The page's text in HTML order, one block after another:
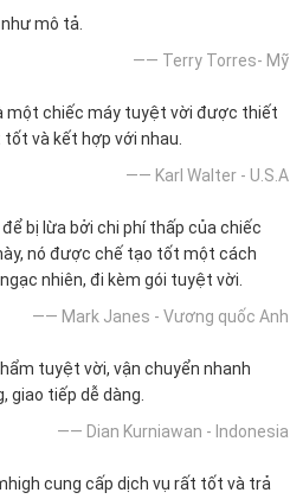
mô tả.
—— Terry Torres- Mỹ
một chiếc máy tuyệt vời được thiết
tốt và kết hợp với nhau.
—— Karl Walter - U.S.A
bị lừa bởi chi phí thấp của chiếc
nó được chế tạo tốt một cách
nhiên, đi kèm gói tuyệt vời.
—— Mark Janes - Vương quốc Anh
tuyệt vời, vận chuyển nhanh
giao tiếp dễ dàng.
—— Dian Kurniawan - Indonesia
cung cấp dịch vụ rất tốt và trả